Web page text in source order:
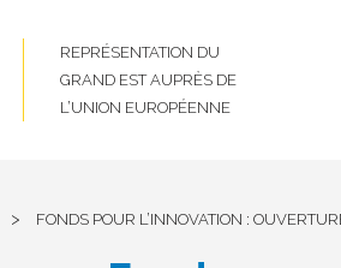
REPRÉSENTATION DU
GRAND EST AUPRÈS DE
L’UNION EUROPÉENNE
> FONDS POUR L’INNOVATION :